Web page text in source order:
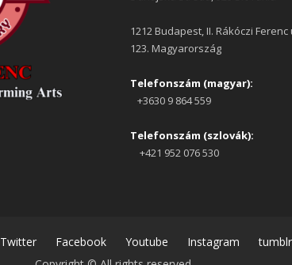
1212 Budapest, II. Rákóczi Ferenc
123. Magyarország
Telefonszám (magyar):
+3630 9 864 559
Telefonszám (szlovák):
+421 952 076 530
Twitter Facebook Youtube Instagram
tumblr